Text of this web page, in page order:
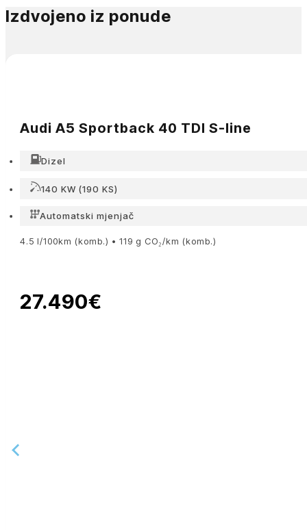
Izdvojeno iz ponude
Audi A5 Sportback 40 TDI S-line
Dizel
140 KW (190 KS)
Automatski mjenjač
4.5 l/100km (komb.) • 119 g CO₂/km (komb.)
27.490€